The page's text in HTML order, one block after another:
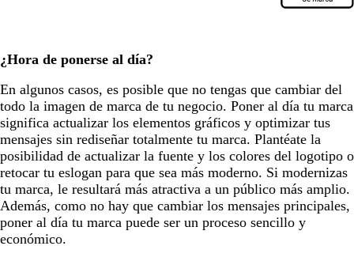
¿Hora de ponerse al día?
En algunos casos, es posible que no tengas que cambiar del
todo la imagen de marca de tu negocio. Poner al día tu marca
significa actualizar los elementos gráficos y optimizar tus
mensajes sin rediseñar totalmente tu marca. Plantéate la
posibilidad de actualizar la fuente y los colores del logotipo o
retocar tu eslogan para que sea más moderno. Si modernizas
tu marca, le resultará más atractiva a un público más amplio.
Además, como no hay que cambiar los mensajes principales,
poner al día tu marca puede ser un proceso sencillo y
económico.